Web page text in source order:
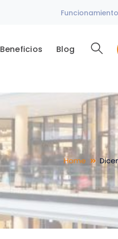
Funcionamiento
Beneficios Blog
Home